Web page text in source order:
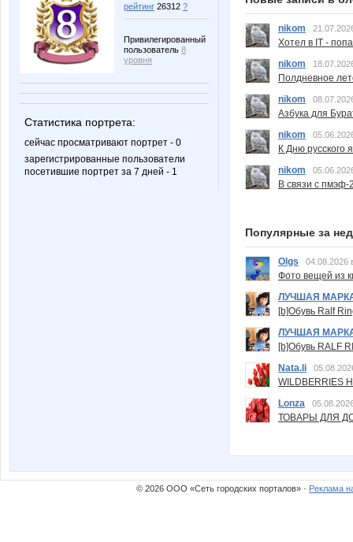
рейтинг 26312 ?
Привилегированный
пользователь 8
уровня
Статистика портрета:
сейчас просматривают портрет - 0
зарегистрированные пользователи
посетившие портрет за 7 дней - 1
nikom
Хотел в IT -
nikom
Полдневное
nikom
Азбука для
nikom
К Дню русского
nikom
В связи с пмэф-
Популярные за
Olgs 04.08.2026
Фото вещей из
ЛУЧШАЯ
[b]Обувь Ralf
ЛУЧШАЯ
[b]Обувь RALF
Nata.li
Lonza
ТОВАРЫ ДЛЯ
© 2026 ООО «Сеть городских порталов» · Реклама